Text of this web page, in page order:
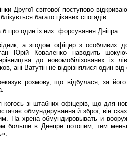
Другої світової поступово
багато цікавих спогадів.
про один із них: форсування Дніпра.
а згодом офіцер з особливих
Юрій Коваленко наводить
до новомобілізованих із
ані Ватутін не відрізнялися один від
розмову, що відбулася, за
зі штабних офіцерів, що для
обмундирування й зброї, він
На хрена обмундировывать и
больше в Днепре потопим, тем